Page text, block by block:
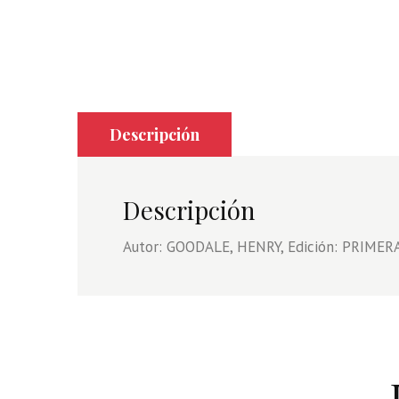
Descripción
Descripción
Autor: GOODALE, HENRY, Edición: